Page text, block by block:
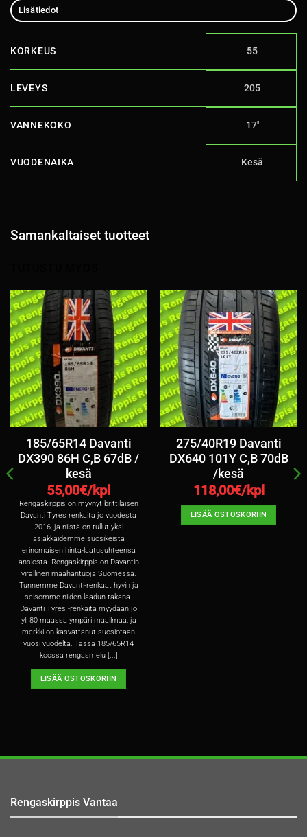
Lisätiedot
KORKEUS 55
LEVEYS 205
VANNEKOKO 17''
VUODENAIKA Kesä
Samankaltaiset tuotteet
185/65R14 Davanti
DX390 86H C,B 67dB /
kesä
55,00€/kpl
Rengaskirppis on myynyt brittiläisen
Davanti Tyres renkaita jo vuodesta
2016, ja niistä on tullut yksi
asiakkaidemme suosikeista
erinomaisen hinta-laatusuhteensa
ansiosta. Rengaskirppis on Davantin
virallinen maahantuoja Suomessa.
Tunnemme Davanti-renkaat hyvin ja
seisomme niiden laadun takana.
Davanti Tyres -renkaita myydään jo
yli 80 maassa ympäri maailmaa, ja
merkki on kasvattanut suosiotaan
vuosi vuodelta. Tässä 185/65R14
koossa rengasmelu [...]
LISÄÄ OSTOSKORIIN
275/40R19 Davanti
DX640 101Y C,B 70dB
/kesä
118,00€/kpl
LISÄÄ OSTOSKORIIN
Rengaskirppis Vantaa